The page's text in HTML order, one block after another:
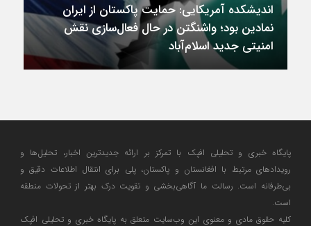
اندیشکده آمریکایی: حمایت پاکستان از ایران
نمادین بود؛ واشنگتن در حال فعال‌سازی نقش
امنیتی جدید اسلام‌آباد
پایگاه خبری و تحلیلی افپک با تمرکز بر ارائه جدیدترین اخبار، تحلیل‌ها و
رویدادهای مرتبط با افغانستان و پاکستان، پلی برای انتقال اطلاعات دقیق و
بی‌طرفانه است. رسالت ما آگاهی‌بخشی و تقویت درک بهتر از تحولات منطقه
است.
کلیه حقوق مادی و معنوی این وب‌سایت متعلق به پایگاه خبری و تحلیلی افپک